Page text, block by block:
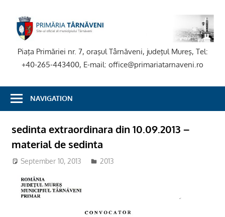
content
Piaţa Primăriei nr. 7, oraşul Târnăveni, judeţul Mureş, Tel:
+40-265-443400, E-mail: office@primariatarnaveni.ro
NAVIGATION
sedinta extraordinara din 10.09.2013 –
material de sedinta
September 10, 2013 2013